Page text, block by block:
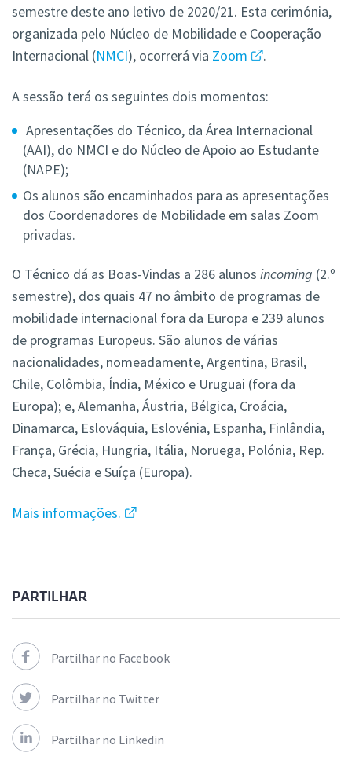
semestre deste ano letivo de 2020/21. Esta cerimónia,
organizada pelo Núcleo de Mobilidade e Cooperação
Internacional (NMCI), ocorrerá via Zoom .
A sessão terá os seguintes dois momentos:
Apresentações do Técnico, da Área Internacional
(AAI), do NMCI e do Núcleo de Apoio ao Estudante
(NAPE);
Os alunos são encaminhados para as apresentações
dos Coordenadores de Mobilidade em salas Zoom
privadas.
O Técnico dá as Boas-Vindas a 286 alunos incoming (2.º
semestre), dos quais 47 no âmbito de programas de
mobilidade internacional fora da Europa e 239 alunos
de programas Europeus. São alunos de várias
nacionalidades, nomeadamente, Argentina, Brasil,
Chile, Colômbia, Índia, México e Uruguai (fora da
Europa); e, Alemanha, Áustria, Bélgica, Croácia,
Dinamarca, Eslováquia, Eslovénia, Espanha, Finlândia,
França, Grécia, Hungria, Itália, Noruega, Polónia, Rep.
Checa, Suécia e Suíça (Europa).
Mais informações.
PARTILHAR
Partilhar no Facebook
Partilhar no Twitter
Partilhar no Linkedin